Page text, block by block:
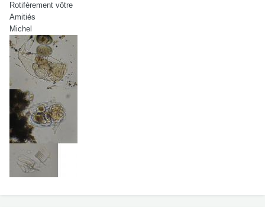
Rotifèrement vôtre
Amitiés
Michel